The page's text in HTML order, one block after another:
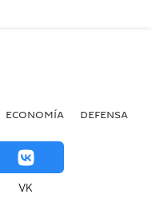
ECONOMÍA DEFENSA
VK